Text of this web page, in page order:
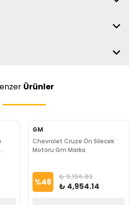
Ürünler
GM
Chevrolet Cruze Ön Silecek
Motoru Gm Marka
%46 ₺ 9,156.83
₺ 4,954.14